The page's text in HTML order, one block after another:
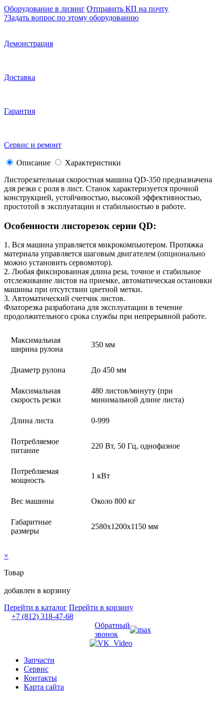
Оборудование в лизинг Отправить КП на почту
?Задать вопрос по этому оборудованию
Демонстрация
Доставка
Гарантия
Сервис и ремонт
Описание
Характеристики
Листорезательная скоростная машина QD-350 предназначена
для резки с роля в лист. Станок характеризуется прочной
конструкцией, устойчивостью, высокой эффективностью,
простотой в эксплуатации и стабильностью в работе.
Особенности листорезок серии QD:
1. Вся машина управляется микрокомпьютером. Протяжка
материала управляется шаговым двигателем (опционально
можно установить сервомотор).
2. Любая фиксированная длина реза, точное и стабильное
отслеживание листов на приемке, автоматическая остановки
машины при отсутствии цветной метки.
3. Автоматический счетчик листов.
Флаторезка разработана для эксплуатации в течение
продолжительного срока службы при непрерывной работе.
Максимальная
ширина рулона
350 мм
Диаметр рулона До 450 мм
Максимальная
скорость резки
480 листов/минуту (при
минимальной длине листа)
Длина листа 0-999
Потребляемое
питание
220 Вт, 50 Гц, однофазное
Потребляемая
мощность
1 кВт
Вес машины Около 800 кг
Габаритные
размеры
2580x1200x1150 мм
×
Товар
добавлен в корзину
Перейти в каталог Перейти в корзину
+7 (812) 318-47-68
Обратный
звонок
Запчасти
Сервис
Контакты
Карта сайта